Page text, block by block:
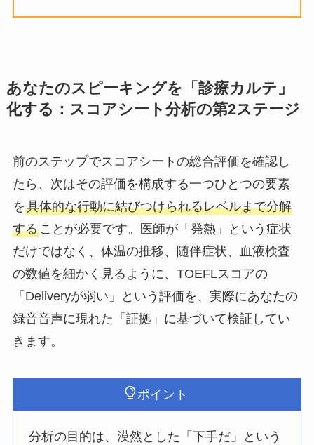
あなたのスピーキングを「診療カルテ」
化する：スコアシート分析の第2ステージ
前のステップでスコアシートの総合評価を確認し
たら、次はその評価を構成する一つひとつの要素
を具体的な行動に結びつけられるレベルまで分解
することが必要です。医師が「発熱」という症状
だけではなく、体温の推移、随伴症状、血液検査
の数値を細かく見るように、TOEFLスコアの
「Deliveryが弱い」という評価を、実際にあなたの
録音音声に現れた「証拠」に基づいて検証してい
きます。
ポイント
分析の目的は、漠然とした「下手だ」という